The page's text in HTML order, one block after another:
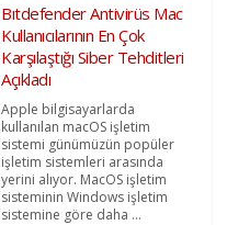
Bıtdefender Antivirüs Mac
Kullanıcılarının En Çok
Karşılaştığı Siber Tehditleri
Açıkladı
Apple bilgisayarlarda
kullanılan macOS işletim
sistemi günümüzün popüler
işletim sistemleri arasında
yerini alıyor. MacOS işletim
sisteminin Windows işletim
sistemine göre daha ...